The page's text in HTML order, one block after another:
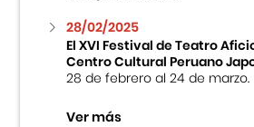
28/02/2025
El XVI Festival de Teatro
Centro Cultural Peruano
28 de febrero al 24 de marzo.
Ver más